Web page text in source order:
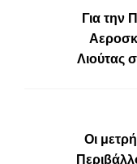
Για την
Λιούτας
Οι